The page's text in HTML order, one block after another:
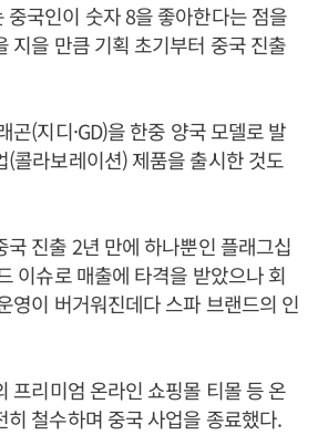
중국인이 숫자 8을 좋아한다는 점을
지을 만큼 기획 초기부터 중국 진출
곤(지디·GD)을 한중 양국 모델로 발
(콜라보레이션) 제품을 출시한 것도
국 진출 2년 만에 하나뿐인 플래그십
이슈로 매출에 타격을 받았으나 회
영이 버거워진데다 스파 브랜드의 인
프리미엄 온라인 쇼핑몰 티몰 등 온
히 철수하며 중국 사업을 종료했다.